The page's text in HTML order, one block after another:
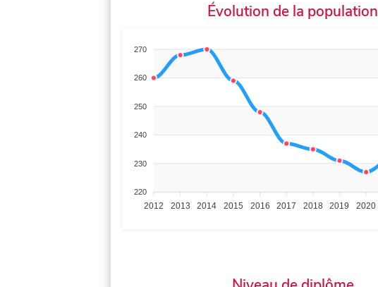
Évolution de la population
270
260
250
240
230
220
2012 2013 2014 2015 2016 2017 2018 2019 2020